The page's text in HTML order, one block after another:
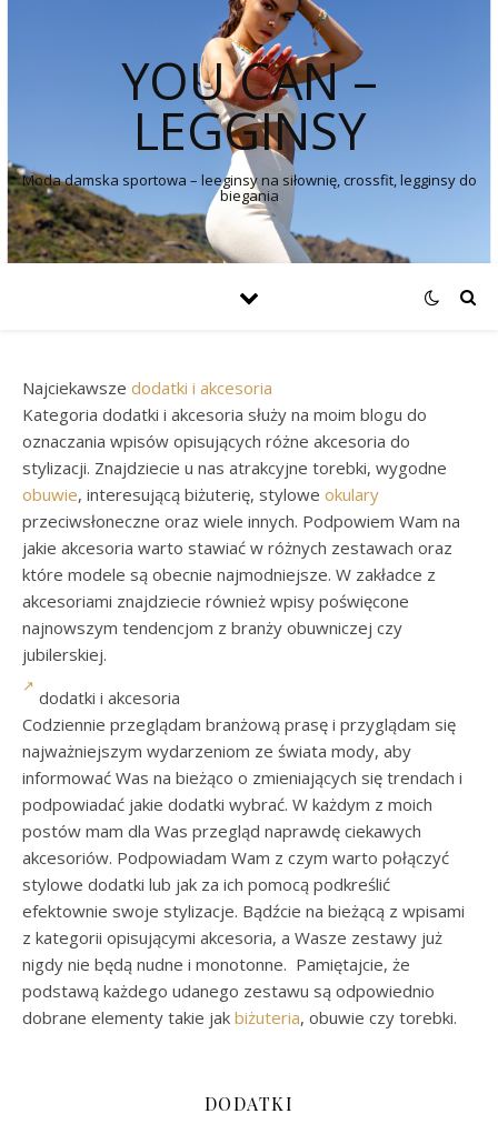
YOU CAN –
LEGGINSY
Moda damska sportowa – leeginsy na siłownię, crossfit, legginsy do
biegania
Najciekawsze dodatki i akcesoria
Kategoria dodatki i akcesoria służy na moim blogu do
oznaczania wpisów opisujących różne akcesoria do
stylizacji. Znajdziecie u nas atrakcyjne torebki, wygodne
obuwie, interesującą biżuterię, stylowe okulary
przeciwsłoneczne oraz wiele innych. Podpowiem Wam na
jakie akcesoria warto stawiać w różnych zestawach oraz
które modele są obecnie najmodniejsze. W zakładce z
akcesoriami znajdziecie również wpisy poświęcone
najnowszym tendencjom z branży obuwniczej czy
jubilerskiej.
dodatki i akcesoria
Codziennie przeglądam branżową prasę i przyglądam się
najważniejszym wydarzeniom ze świata mody, aby
informować Was na bieżąco o zmieniających się trendach i
podpowiadać jakie dodatki wybrać. W każdym z moich
postów mam dla Was przegląd naprawdę ciekawych
akcesoriów. Podpowiadam Wam z czym warto połączyć
stylowe dodatki lub jak za ich pomocą podkreślić
efektownie swoje stylizacje. Bądźcie na bieżącą z wpisami
z kategorii opisującymi akcesoria, a Wasze zestawy już
nigdy nie będą nudne i monotonne. Pamiętajcie, że
podstawą każdego udanego zestawu są odpowiednio
dobrane elementy takie jak biżuteria, obuwie czy torebki.
DODATKI